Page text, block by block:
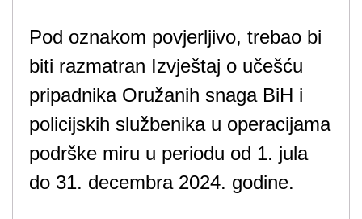
Pod oznakom povjerljivo, trebao bi
biti razmatran Izvještaj o učešću
pripadnika Oružanih snaga BiH i
policijskih službenika u operacijama
podrške miru u periodu od 1. jula
do 31. decembra 2024. godine.